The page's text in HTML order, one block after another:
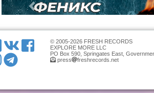
© 2005-2026 FRESH RECORDS
EXPLORE MORE LLC
PO Box 590, Springates East,
press
freshrecords.net